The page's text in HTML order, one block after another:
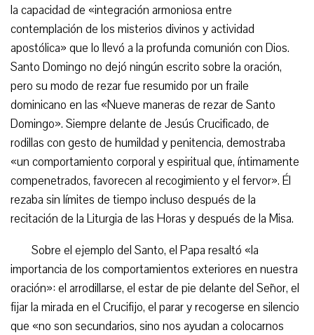
la capacidad de «integración armoniosa entre
contemplación de los misterios divinos y actividad
apostólica» que lo llevó a la profunda comunión con Dios.
Santo Domingo no dejó ningún escrito sobre la oración,
pero su modo de rezar fue resumido por un fraile
dominicano en las «Nueve maneras de rezar de Santo
Domingo». Siempre delante de Jesús Crucificado, de
rodillas con gesto de humildad y penitencia, demostraba
«un comportamiento corporal y espiritual que, íntimamente
compenetrados, favorecen al recogimiento y el fervor». Él
rezaba sin límites de tiempo incluso después de la
recitación de la Liturgia de las Horas y después de la Misa.
Sobre el ejemplo del Santo, el Papa resaltó «la
importancia de los comportamientos exteriores en nuestra
oración»: el arrodillarse, el estar de pie delante del Señor, el
fijar la mirada en el Crucifijo, el parar y recogerse en silencio
que «no son secundarios, sino nos ayudan a colocarnos